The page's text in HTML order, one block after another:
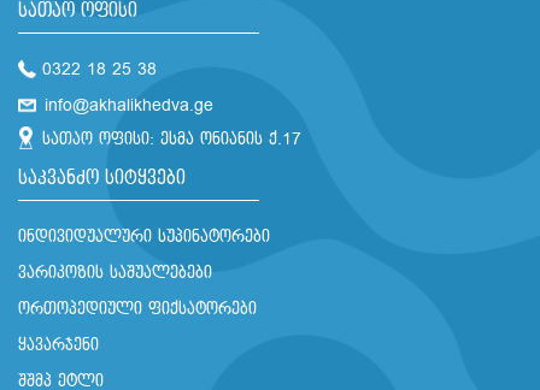
სათაო ოფისი
0322 18 25 38
info@akhalikhedva.ge
სათაო ოფისი: ესმა ონიანის ქ.17
საკვანძო სიტყვები
ინდივიდუალური სუპინატორები
ვარიკოზის საშუალებები
ორთოპედიული ფიქსატორები
ყავარჯენი
შშმპ ეტლი